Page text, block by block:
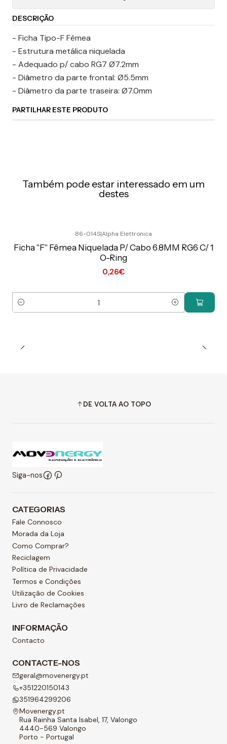
DESCRIÇÃO
- Ficha Tipo-F Fêmea
- Estrutura metálica niquelada
- Adequado p/ cabo RG7 Ø7.2mm
- Diâmetro da parte frontal: Ø5.5mm
- Diâmetro da parte traseira: Ø7.0mm
PARTILHAR ESTE PRODUTO
Também pode estar interessado em um
destes
86-014S|Alpha Elettronica
Ficha "F" Fêmea Niquelada P/ Cabo 6.8MM RG6 C/ 1
O-Ring
0,26€
Quantidade
DE VOLTA AO TOPO
Siga-nos
CATEGORIAS
Fale Connosco
Morada da Loja
Como Comprar?
Reciclagem
Política de Privacidade
Termos e Condições
Utilização de Cookies
Livro de Reclamações
INFORMAÇÃO
Contacto
CONTACTE-NOS
geral@movenergy.pt
+351220150143
351964299206
Movenergy.pt
Rua Rainha Santa Isabel, 17, Valongo
4440-569 Valongo
Porto - Portugal